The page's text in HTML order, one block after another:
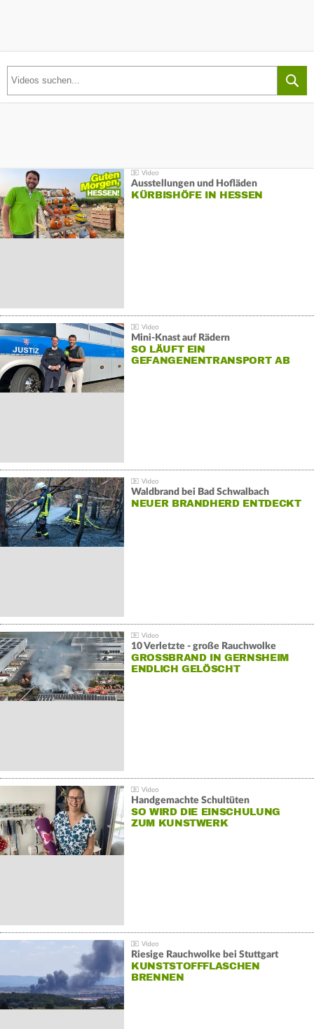
Ausstellungen und Hofläden
KÜRBISHÖFE IN HESSEN
Mini-Knast auf Rädern
SO LÄUFT EIN
GEFANGENENTRANSPORT AB
Waldbrand bei Bad Schwalbach
NEUER BRANDHERD ENTDECKT
10 Verletzte - große Rauchwolke
GROSSBRAND IN GERNSHEIM E
NDLICH GELÖSCHT
Handgemachte Schultüten
SO WIRD DIE EINSCHULUNG
ZUM KUNSTWERK
Riesige Rauchwolke bei Stuttgart
KUNSTSTOFFFLASCHEN
BRENNEN